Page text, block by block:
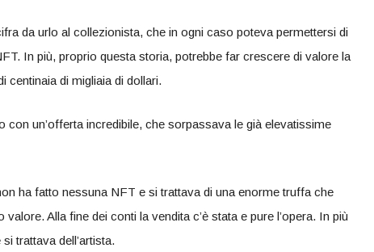
da urlo al collezionista, che in ogni caso poteva permettersi di
In più, proprio questa storia, potrebbe far crescere di valore la
centinaia di migliaia di dollari.
con un’offerta incredibile, che sorpassava le già elevatissime
ha fatto nessuna NFT e si trattava di una enorme truffa che
Alla fine dei conti la vendita c’è stata e pure l’opera. In più
trattava dell’artista.